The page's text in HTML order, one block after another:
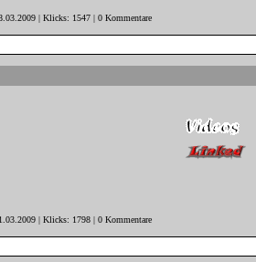
| Klicks: 1547 | 0 Kommentare
| Klicks: 1798 | 0 Kommentare